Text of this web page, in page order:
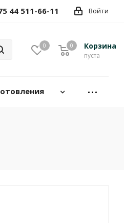
Войти
44 511-66-11
0 Корзина
пуста
0